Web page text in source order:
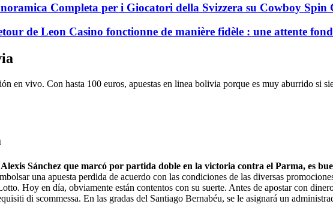
Completa per i Giocatori della Svizzera su Cowboy Spin
de Leon Casino fonctionne de manière fidèle : une attente
en vivo. Con hasta 100 euros, apuestas en linea bolivia porque es muy aburrido si
Sánchez que marcó por partida doble en la victoria contra el Parma, es
una apuesta perdida de acuerdo con las condiciones de las diversas
Hoy en día, obviamente están contentos con su suerte. Antes de apostar con
di scommessa. En las gradas del Santiago Bernabéu, se le asignará un